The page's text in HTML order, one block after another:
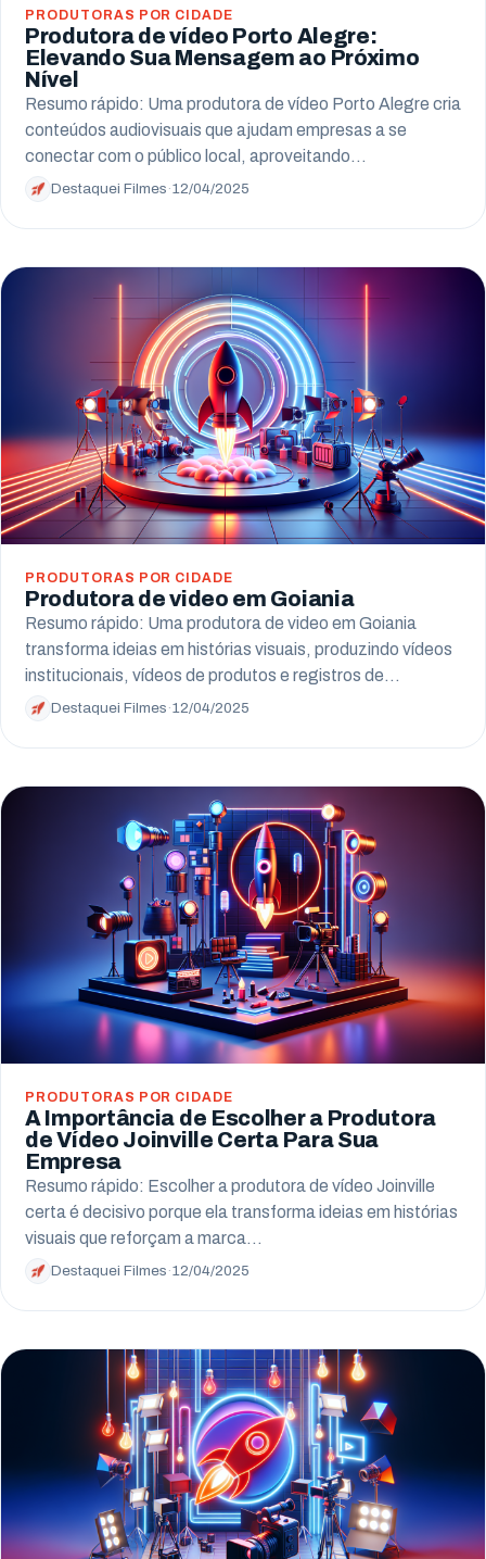
PRODUTORAS POR CIDADE
Produtora de vídeo Porto Alegre:
Elevando Sua Mensagem ao Próximo
Nível
Resumo rápido: Uma produtora de vídeo Porto Alegre cria
conteúdos audiovisuais que ajudam empresas a se
conectar com o público local, aproveitando…
Destaquei Filmes ·12/04/2025
PRODUTORAS POR CIDADE
Produtora de video em Goiania
Resumo rápido: Uma produtora de video em Goiania
transforma ideias em histórias visuais, produzindo vídeos
institucionais, vídeos de produtos e registros de…
Destaquei Filmes ·12/04/2025
PRODUTORAS POR CIDADE
A Importância de Escolher a Produtora
de Vídeo Joinville Certa Para Sua
Empresa
Resumo rápido: Escolher a produtora de vídeo Joinville
certa é decisivo porque ela transforma ideias em histórias
visuais que reforçam a marca…
Destaquei Filmes ·12/04/2025